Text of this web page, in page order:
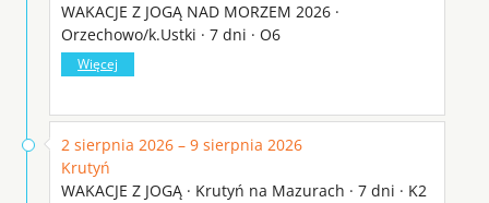
WAKACJE Z JOGĄ NAD MORZEM 2026 ·
Orzechowo/k.Ustki · 7 dni · O6
Więcej
2 sierpnia 2026 – 9 sierpnia 2026
Krutyń
WAKACJE Z JOGĄ · Krutyń na Mazurach · 7 dni · K2